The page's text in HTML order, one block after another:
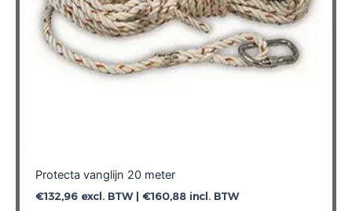
Protecta vanglijn 20 meter
€132,96excl. BTW | €160,88incl. BTW